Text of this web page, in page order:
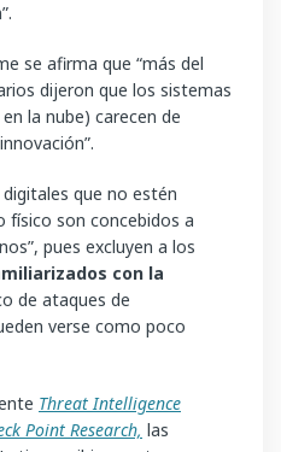
se afirma que “más del
dijeron que los sistemas
la nube) carecen de
que no estén
físico son concebidos a
pues excluyen a los
con la
de ataques de
verse como poco
Threat Intelligence
Point Research, las